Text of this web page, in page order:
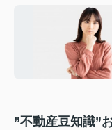
”不動産豆知識”